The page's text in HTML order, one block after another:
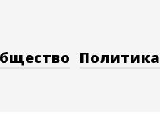
Политика